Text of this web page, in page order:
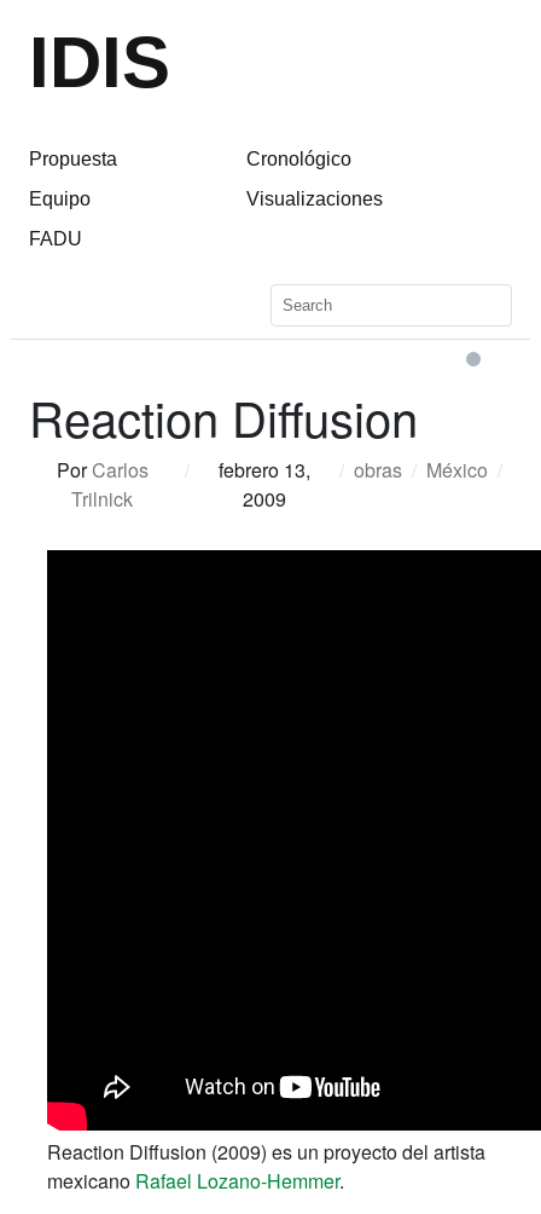
IDIS
Propuesta
Equipo
FADU
Cronológico
Visualizaciones
Reaction Diffusion
PorCarlos
Trilnick
/
febrero 13,
2009
/ obras / México /
Reaction Diffusion (2009) es un proyecto del artista
mexicano Rafael Lozano-Hemmer.